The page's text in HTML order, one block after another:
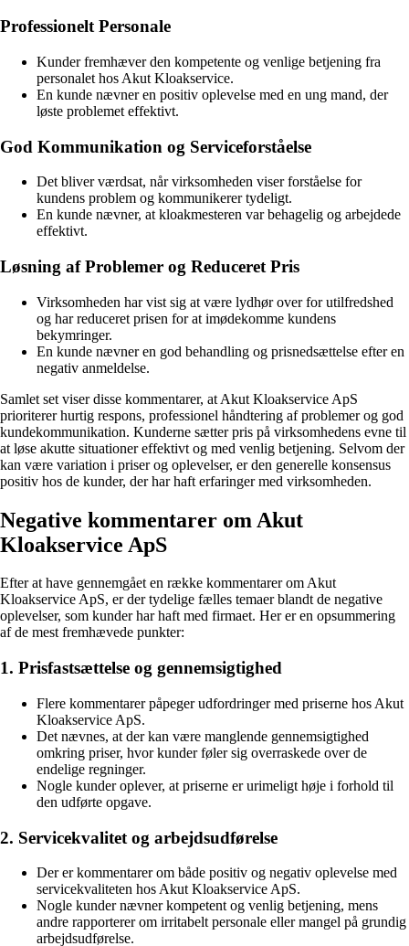
Professionelt Personale
Kunder fremhæver den kompetente og venlige betjening fra
personalet hos Akut Kloakservice.
En kunde nævner en positiv oplevelse med en ung mand, der
løste problemet effektivt.
God Kommunikation og Serviceforståelse
Det bliver værdsat, når virksomheden viser forståelse for
kundens problem og kommunikerer tydeligt.
En kunde nævner, at kloakmesteren var behagelig og arbejdede
effektivt.
Løsning af Problemer og Reduceret Pris
Virksomheden har vist sig at være lydhør over for utilfredshed
og har reduceret prisen for at imødekomme kundens
bekymringer.
En kunde nævner en god behandling og prisnedsættelse efter en
negativ anmeldelse.
Samlet set viser disse kommentarer, at Akut Kloakservice ApS
prioriterer hurtig respons, professionel håndtering af problemer og god
kundekommunikation. Kunderne sætter pris på virksomhedens evne til
at løse akutte situationer effektivt og med venlig betjening. Selvom der
kan være variation i priser og oplevelser, er den generelle konsensus
positiv hos de kunder, der har haft erfaringer med virksomheden.
Negative kommentarer om Akut
Kloakservice ApS
Efter at have gennemgået en række kommentarer om Akut
Kloakservice ApS, er der tydelige fælles temaer blandt de negative
oplevelser, som kunder har haft med firmaet. Her er en opsummering
af de mest fremhævede punkter:
1. Prisfastsættelse og gennemsigtighed
Flere kommentarer påpeger udfordringer med priserne hos Akut
Kloakservice ApS.
Det nævnes, at der kan være manglende gennemsigtighed
omkring priser, hvor kunder føler sig overraskede over de
endelige regninger.
Nogle kunder oplever, at priserne er urimeligt høje i forhold til
den udførte opgave.
2. Servicekvalitet og arbejdsudførelse
Der er kommentarer om både positiv og negativ oplevelse med
servicekvaliteten hos Akut Kloakservice ApS.
Nogle kunder nævner kompetent og venlig betjening, mens
andre rapporterer om irritabelt personale eller mangel på grundig
arbejdsudførelse.